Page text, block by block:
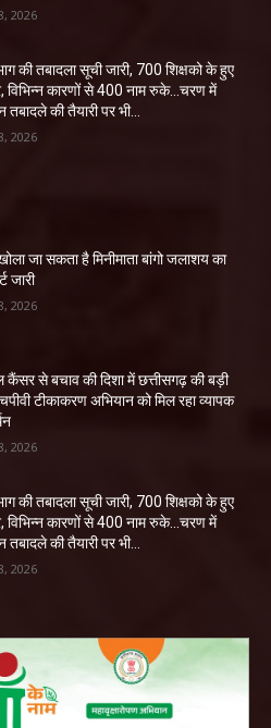
2026
की तबादला सूची जारी, 700 शिक्षको के हुए
विभिन्न कारणों से 400 नाम रुके…चरण में
की तैयारी पर भी...
2026
जा सकता है मिनीमाता बांगो जलाशय का
जारी
2026
कैंसर से बचाव की दिशा में छत्तीसगढ़ की बड़ी
टीकाकरण अभियान को मिल रहा व्यापक
2026
की तबादला सूची जारी, 700 शिक्षको के हुए
विभिन्न कारणों से 400 नाम रुके…चरण में
की तैयारी पर भी...
2026